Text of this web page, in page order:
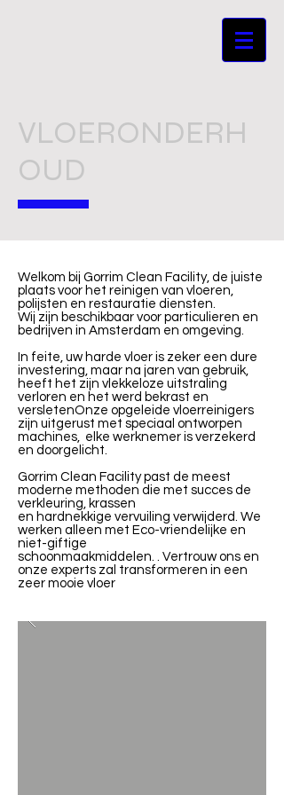
VLOERONDERH
OUD
Welkom bij Gorrim Clean Facility, de juiste
plaats voor het reinigen van vloeren,
polijsten en restauratie diensten.
Wij zijn beschikbaar voor particulieren en
bedrijven in Amsterdam en omgeving.
In feite, uw harde vloer is zeker een dure
investering, maar na jaren van gebruik,
heeft het zijn vlekkeloze uitstraling
verloren en het werd bekrast en
versletenOnze opgeleide vloerreinigers
zijn uitgerust met speciaal ontworpen
machines, elke werknemer is verzekerd
en doorgelicht.
Gorrim Clean Facility past de meest
moderne methoden die met succes de
verkleuring, krassen
en hardnekkige vervuiling verwijderd. We
werken alleen met Eco-vriendelijke en
niet-giftige
schoonmaakmiddelen. . Vertrouw ons en
onze experts zal transformeren in een
zeer mooie vloer